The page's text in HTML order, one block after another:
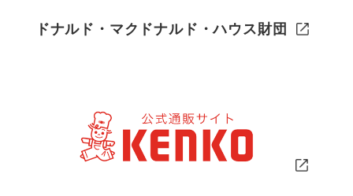
ドナルド・マクドナルド・ハウス財団